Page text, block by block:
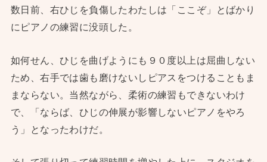
数日前、右ひじを負傷したわたしは「ここぞ」とばかり
にピアノの練習に没頭した。
如何せん、ひじを曲げようにも９０度以上は屈曲しない
ため、右手では歯も磨けないしピアスをつけることもま
まならない。当然ながら、柔術の練習もできないわけ
で、「ならば、ひじの伸展が影響しないピアノをやろ
う」となったわけだ。